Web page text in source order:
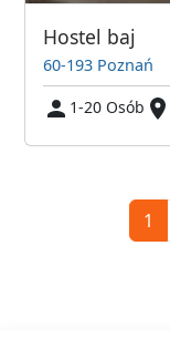
Hostel baj
60-193 Poznań
1-20 Osób
1